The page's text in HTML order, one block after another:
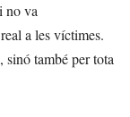
no va
a les víctimes.
sinó també per tota